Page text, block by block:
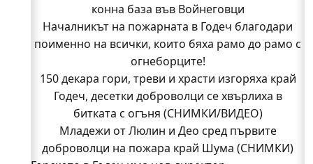
доброволци на пожара край Шума (СНИМКИ)
Началникът на пожарната в Годеч благодари
поименно на всички, които бяха рамо до рамо с
огнеборците!
150 декара гори, треви и храсти изгоряха край
Годеч, десетки доброволци се хвърлиха в
битката с огъня (СНИМКИ/ВИДЕО)
Полицията влиза в селата
Възможни са прекъсвания на тока утре в части
конна база във Войнеговци
Началникът на пожарната в Годеч благодари
поименно на всички, които бяха рамо до рамо с
огнеборците!
150 декара гори, треви и храсти изгоряха край
Годеч, десетки доброволци се хвърлиха в
битката с огъня (СНИМКИ/ВИДЕО)
Младежи от Люлин и Део сред първите
доброволци на пожара край Шума (СНИМКИ)